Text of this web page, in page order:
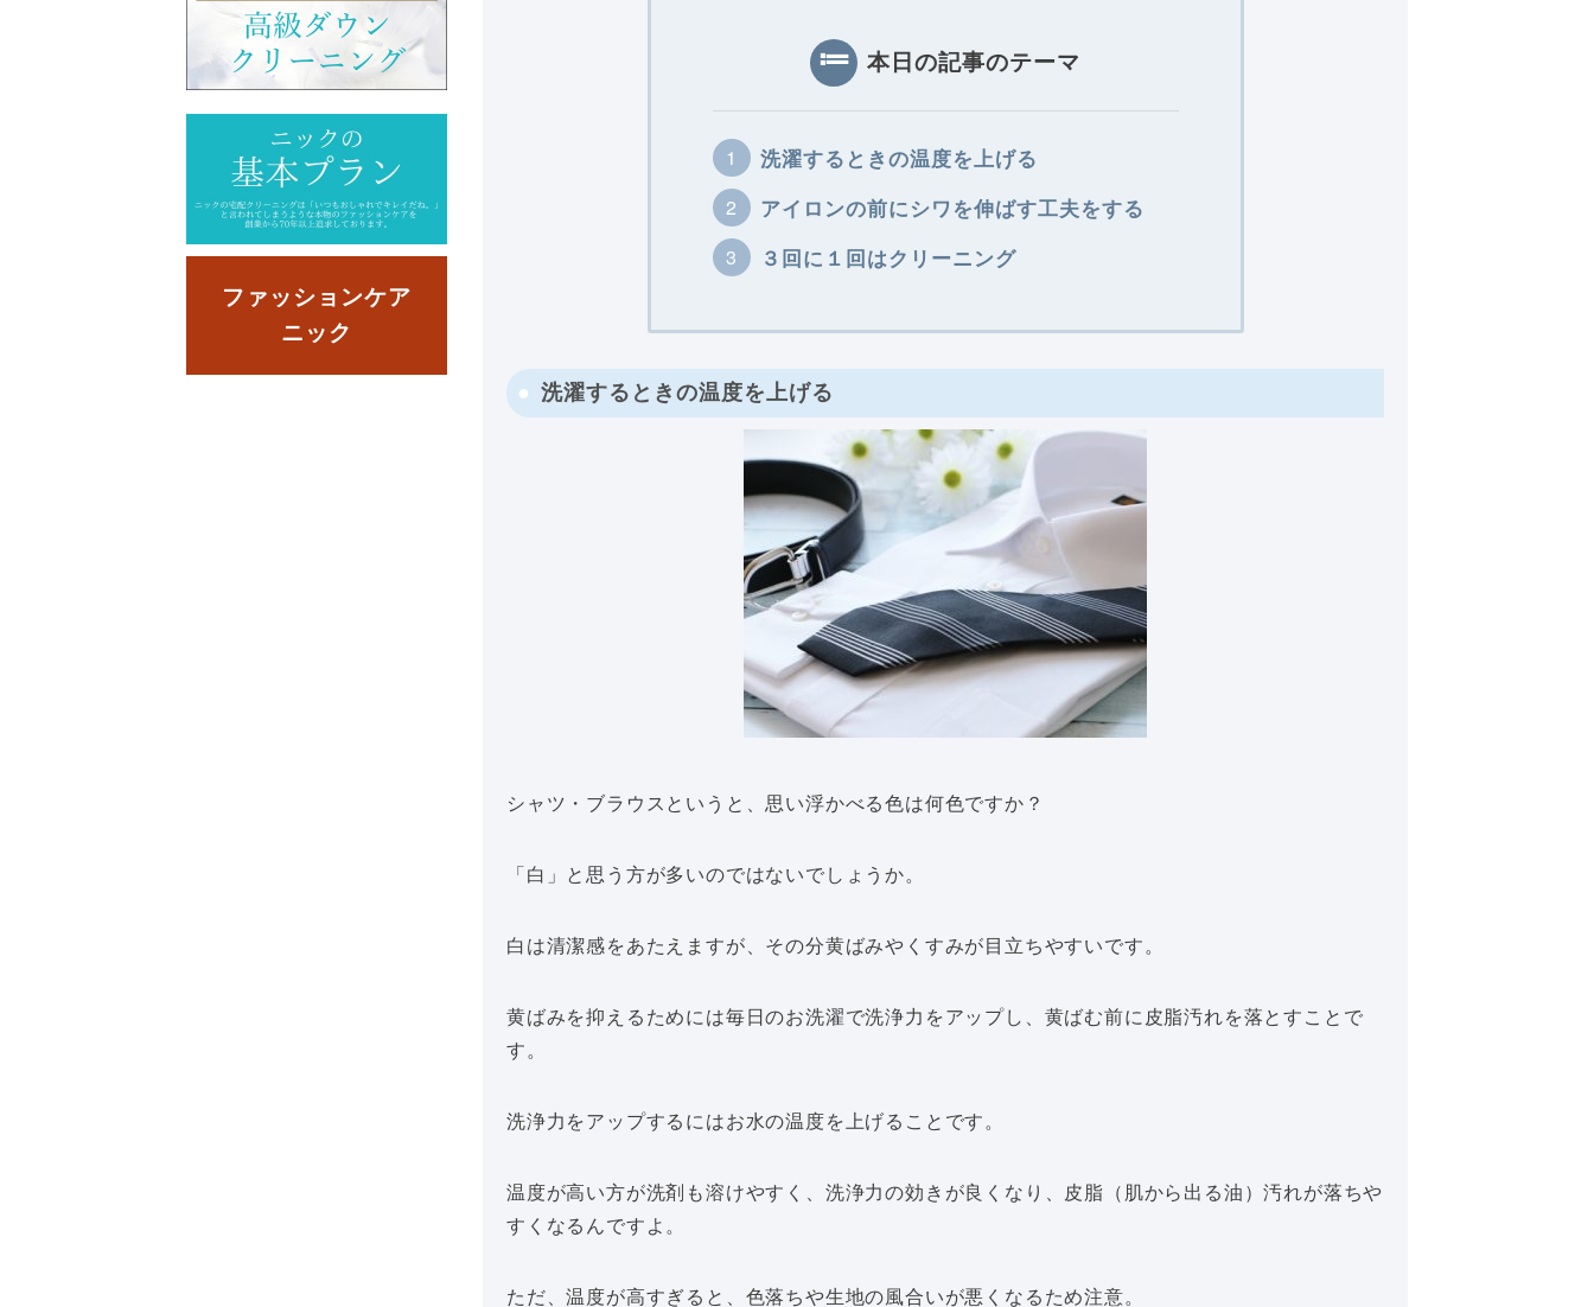
本日の記事のテーマ
洗濯するときの温度を上げる
アイロンの前にシワを伸ばす工夫をする
３回に１回はクリーニング
洗濯するときの温度を上げる
シャツ・ブラウスというと、思い浮かべる色は何色ですか？
「白」と思う方が多いのではないでしょうか。
白は清潔感をあたえますが、その分黄ばみやくすみが目立ちやすいです。
黄ばみを抑えるためには毎日のお洗濯で洗浄力をアップし、黄ばむ前に皮脂汚れを落とすことで
す。
洗浄力をアップするにはお水の温度を上げることです。
温度が高い方が洗剤も溶けやすく、洗浄力の効きが良くなり、皮脂（肌から出る油）汚れが落ちや
すくなるんですよ。
ただ、温度が高すぎると、色落ちや生地の風合いが悪くなるため注意。
ファッションケア
ニック